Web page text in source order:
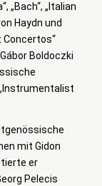
„Bach“, „Italian
Haydn und
Concertos“
Boldoczki
mit Gidon
er
Pelecis